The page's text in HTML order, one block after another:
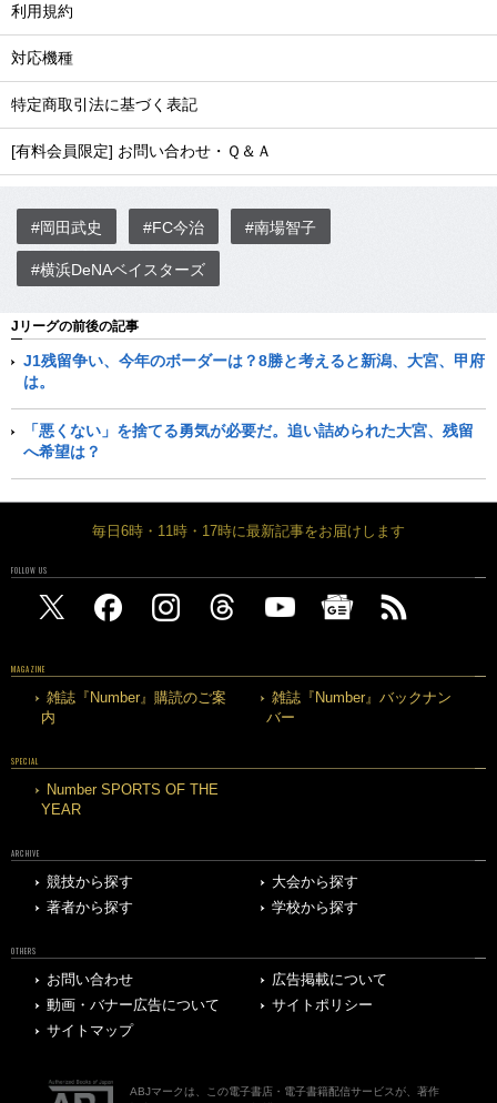
利用規約
対応機種
特定商取引法に基づく表記
[有料会員限定] お問い合わせ・Ｑ＆Ａ
#岡田武史 #FC今治 #南場智子
#横浜DeNAベイスターズ
Jリーグの前後の記事
J1残留争い、今年のボーダーは？8勝と考えると新潟、大宮、甲府
は。
「悪くない」を捨てる勇気が必要だ。追い詰められた大宮、残留
へ希望は？
毎日6時・11時・17時に最新記事をお届けします
FOLLOW US
MAGAZINE
雑誌『Number』購読のご案
内
雑誌『Number』バックナン
バー
SPECIAL
Number SPORTS OF THE
YEAR
ARCHIVE
競技から探す
大会から探す
著者から探す
学校から探す
OTHERS
お問い合わせ
広告掲載について
動画・バナー広告について
サイトポリシー
サイトマップ
ABJマークは、この電子書店・電子書籍配信サービスが、著作